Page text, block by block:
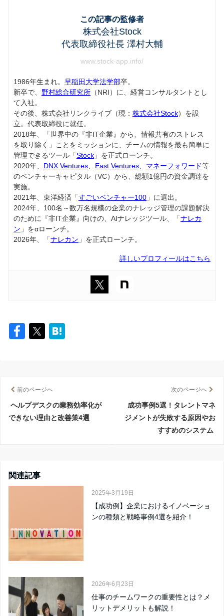
この記事の監修者
株式会社Stock
代表取締役社長 澤村大輔
www.stock-app.info/
1986年生まれ。 早稲田大学法学部卒。
新卒で、 野村総合研究所 （NRI）に、経営コンサルタントとし
て入社。
その後、株式会社リンクライブ（現： 株式会社Stock）を設
立。代表取締役に就任。
2018年、「世界中の『非IT企業』から、情報共有のストレス
を取り除く」ことをミッションに、チームの情報を最も簡単に
管理できるツール「Stock 」を正式ローンチ。
2020年、 DNX Ventures East Ventures マネーフォワード等
のベンチャーキャピタル（VC）から、総額1億円の資金調達を
実施。
2021年、東洋経済「すごいベンチャー100 」に選出。
2024年、100名～数万名規模の企業のナレッジ管理の課題解決
のために『非IT企業』向けの、AIナレッジツール、「ナレカ
ン 」をαローンチ。
2026年、「ナレカン 」を正式ローンチ。
詳しいプロフィールはこちら
前のページへ
ヘルプデスクの業務効率化が
できない理由と改善策4選
次のページへ
成功事例5選！タレントマネ
ジメントが失敗する原因やお
すすめのシステム
関連記事
2025年3月19日
【成功例】企業におけるイノベーショ
ンの種類と戦略事例4選を紹介！
2026年6月23日
仕事のチームワークの重要性とは？メ
リットデメリットも解説！